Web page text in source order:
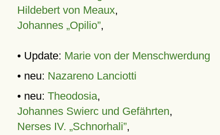
Hildebert von Meaux,
Johannes „Opilio”,
• Update: Marie von der Menschwerdung
• neu: Nazareno Lanciotti
• neu: Theodosia,
Johannes Swierc und Gefährten,
Nerses IV. „Schnorhali”,